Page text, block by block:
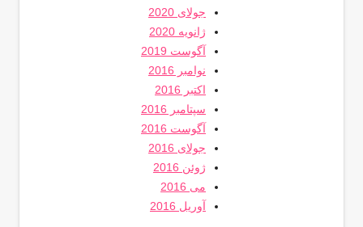
جولای 2020
ژانویه 2020
آگوست 2019
نوامبر 2016
اکتبر 2016
سپتامبر 2016
آگوست 2016
جولای 2016
ژوئن 2016
می 2016
آوریل 2016